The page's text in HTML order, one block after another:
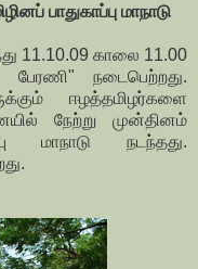
பாதுகாப்பு மாநாடு
11.10.09 காலை 11.00
பேரணி" நடைபெற்றது.
ஈழத்தமிழர்களை
நேற்று முன்தினம்
மாநாடு நடந்தது.